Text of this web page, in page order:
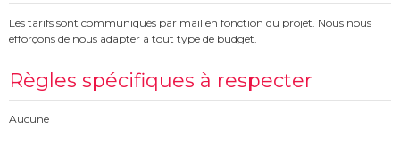
Les tarifs sont communiqués par mail en fonction du projet. Nous nous
efforçons de nous adapter à tout type de budget.
Règles spécifiques à respecter
Aucune